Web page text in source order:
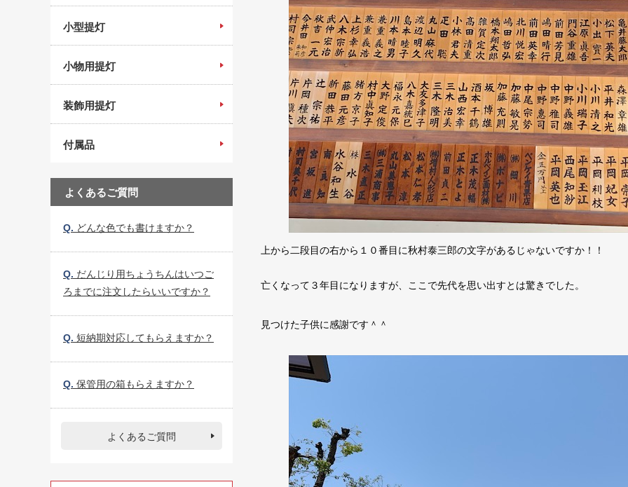
上から二段目の右から１０番目に秋村泰三郎の文字があるじゃないですか！！
亡くなって３年目になりますが、ここで先代を思い出すとは驚きでした。
見つけた子供に感謝です＾＾
小型提灯
小物用提灯
装飾用提灯
付属品
よくあるご質問
Q. どんな色でも書けますか？
Q. だんじり用ちょうちんはいつご
ろまでに注文したらいいですか？
Q. 短納期対応してもらえますか？
Q. 保管用の箱もらえますか？
よくあるご質問